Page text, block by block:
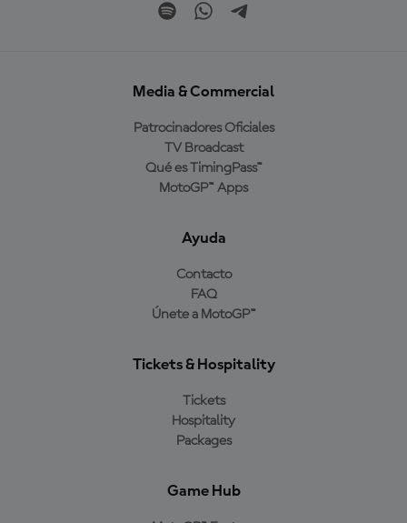
Media & Commercial
Patrocinadores Oficiales
TV Broadcast
Qué es TimingPass™
MotoGP™ Apps
Ayuda
Contacto
FAQ
Únete a MotoGP™
Tickets & Hospitality
Tickets
Hospitality
Packages
Game Hub